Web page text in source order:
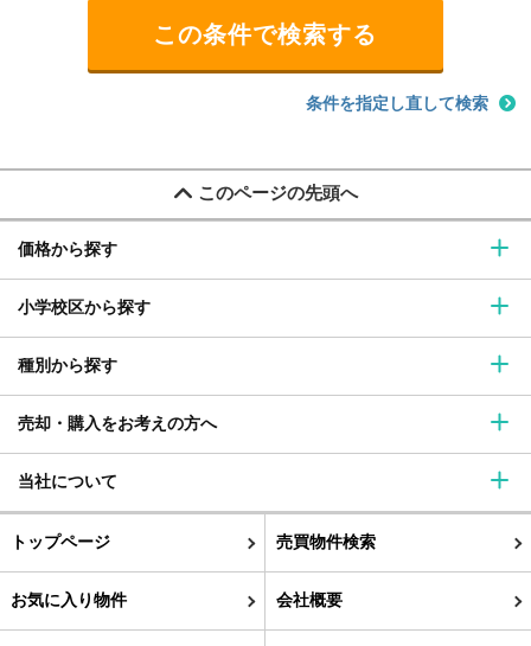
条件を指定し直して検索
このページの先頭へ
価格から探す
小学校区から探す
種別から探す
売却・購入をお考えの方へ
当社について
トップページ 売買物件検索
お気に入り物件 会社概要